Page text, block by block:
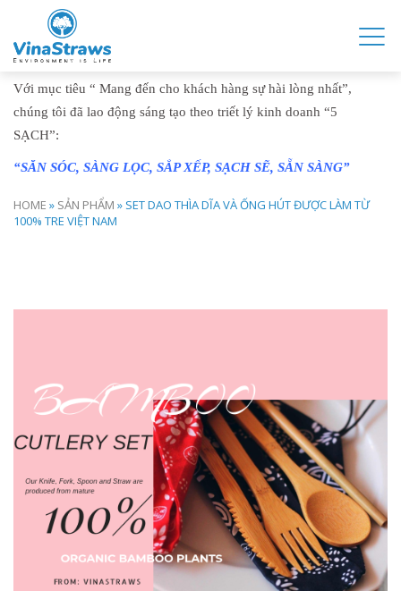
SẢN PHẨM
Với mục tiêu “ Mang đến cho khách hàng sự hài lòng nhất”,
chúng tôi đã lao động sáng tạo theo triết lý kinh doanh “5
SẠCH”:
“SĂN SÓC, SÀNG LỌC, SẮP XẾP, SẠCH SẼ, SẴN SÀNG”
HOME » SẢN PHẨM » SET DAO THÌA DĨA VÀ ỐNG HÚT ĐƯỢC LÀM TỪ
100% TRE VIỆT NAM